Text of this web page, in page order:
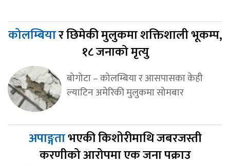
कोलम्बियार छिमेकी मुलुकमा शक्तिशाली भूकम्प,
१८ जनाको मृत्यु
बोगोटा – कोलम्बिया र आसपासका केही
ल्याटिन अमेरिकी मुलुकमा सोमबार
अपाङ्गताभएकी किशोरीमाथि जबरजस्ती
करणीको आरोपमा एक जना पक्राउ